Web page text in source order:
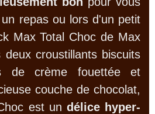
repas ou lors d'un petit
Max Total Choc de Max
deux croustillants biscuits
de crème fouettée et
couche de chocolat,
est un délice hyper-